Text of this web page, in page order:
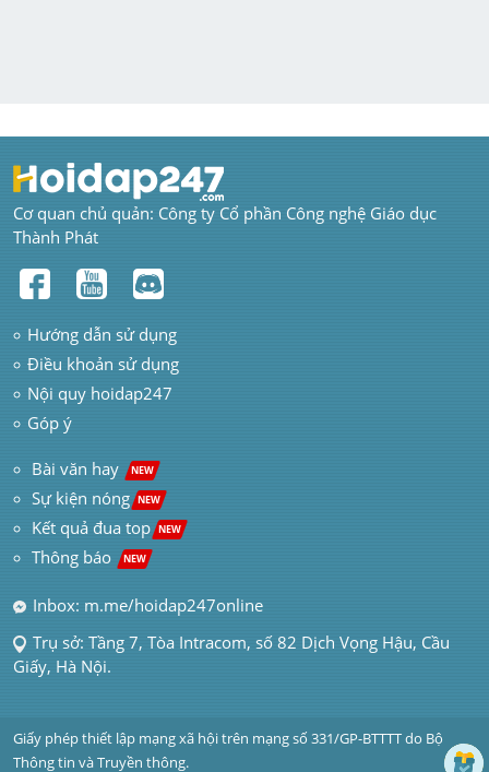
Cơ quan chủ quản: Công ty Cổ phần Công nghệ Giáo dục
Thành Phát
Hướng dẫn sử dụng
Điều khoản sử dụng
Nội quy hoidap247
Góp ý
Bài văn hay NEW
Sự kiện nóng NEW
Kết quả đua top NEW
Thông báo NEW
Inbox: m.me/hoidap247online
Trụ sở: Tầng 7, Tòa Intracom, số 82 Dịch Vọng Hậu, Cầu
Giấy, Hà Nội.
Giấy phép thiết lập mạng xã hội trên mạng số 331/GP-BTTTT do Bộ
Thông tin và Truyền thông.